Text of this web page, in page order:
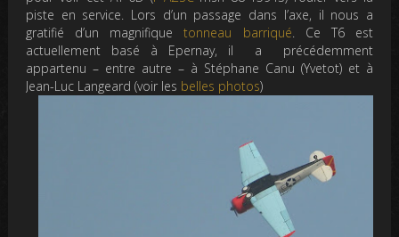
piste en service. Lors d’un passage dans l’axe, il nous a
gratifié d’un magnifiquetonneau barriqué . Ce T6 est
actuellement basé à Epernay, il a précédemment
appartenu – entre autre – à Stéphane Canu (Yvetot) et à
Jean-Luc Langeard (voir les belles photos)